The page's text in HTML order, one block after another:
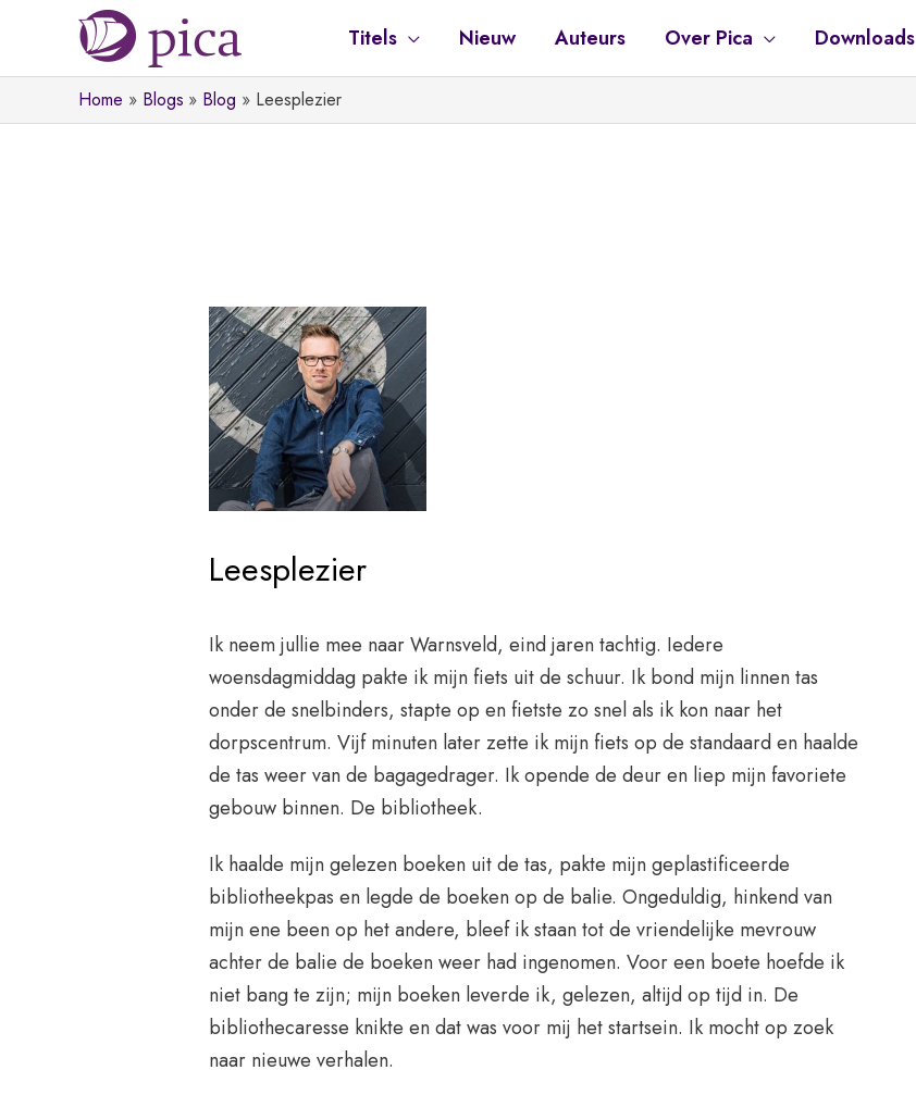
de
Titels Nieuw Auteurs Over Pica Downloads
Home Blogs Blog Leesplezier
Leesplezier
Ik neem jullie mee naar Warnsveld, eind jaren tachtig. Iedere
woensdagmiddag pakte ik mijn fiets uit de schuur. Ik bond mijn linnen tas
onder de snelbinders, stapte op en fietste zo snel als ik kon naar het
dorpscentrum. Vijf minuten later zette ik mijn fiets op de standaard en haalde
de tas weer van de bagagedrager. Ik opende de deur en liep mijn favoriete
gebouw binnen. De bibliotheek.
Ik haalde mijn gelezen boeken uit de tas, pakte mijn geplastificeerde
bibliotheekpas en legde de boeken op de balie. Ongeduldig, hinkend van
mijn ene been op het andere, bleef ik staan tot de vriendelijke mevrouw
achter de balie de boeken weer had ingenomen. Voor een boete hoefde ik
niet bang te zijn; mijn boeken leverde ik, gelezen, altijd op tijd in. De
bibliothecaresse knikte en dat was voor mij het startsein. Ik mocht op zoek
naar nieuwe verhalen.